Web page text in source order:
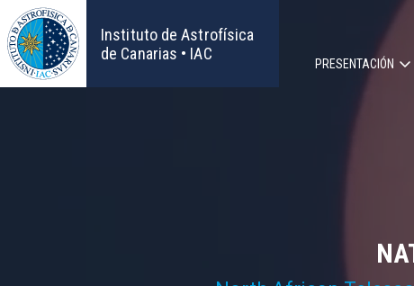
Pasar
al
contenido
principal
Instituto de Astrofísica
de Canarias • IAC
principal
PRESENTACIÓN